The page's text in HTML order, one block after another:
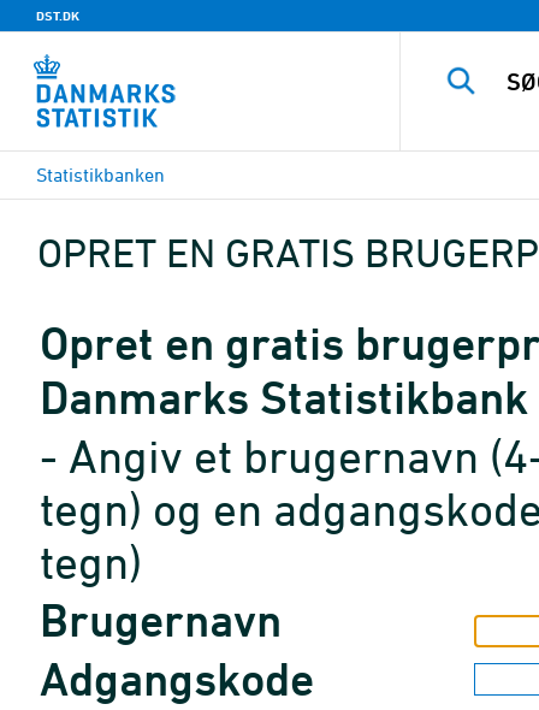
DST.DK
Statistikbanken
OPRET EN GRATIS
Opret en gratis
Danmarks Statistikbank
- Angiv et brugernavn
tegn) og en
tegn)
Brugernavn
Adgangskode